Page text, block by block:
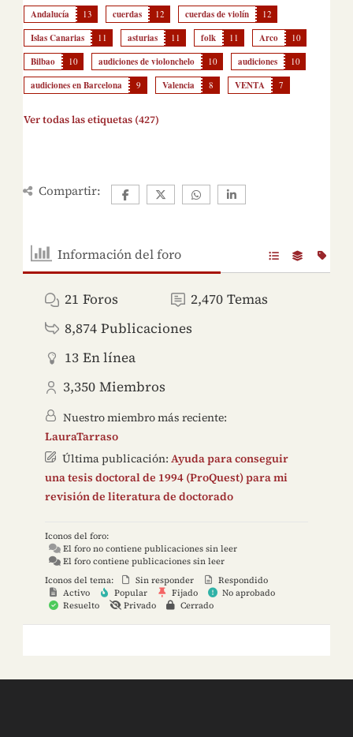
Andalucía 13 cuerdas 12 cuerdas de violín 12
Islas Canarias 11 asturias 11 folk 11 Arco 10
Bilbao 10 audiciones de violonchelo 10 audiciones 10
audiciones en Barcelona 9 Valencia 8 VENTA 7
Ver todas las etiquetas (427)
Compartir:
Información del foro
21 Foros 2,470 Temas
8,874 Publicaciones
13 En línea
3,350 Miembros
Nuestro miembro más reciente:
LauraTarraso
Última publicación: Ayuda para conseguir
una tesis doctoral de 1994 (ProQuest) para mi
revisión de literatura de doctorado
Iconos del foro:
El foro no contiene publicaciones sin leer
El foro contiene publicaciones sin leer
Iconos del tema:
Sin responder
Respondido
Activo
Popular Fijado
No aprobado
Resuelto
Privado Cerrado